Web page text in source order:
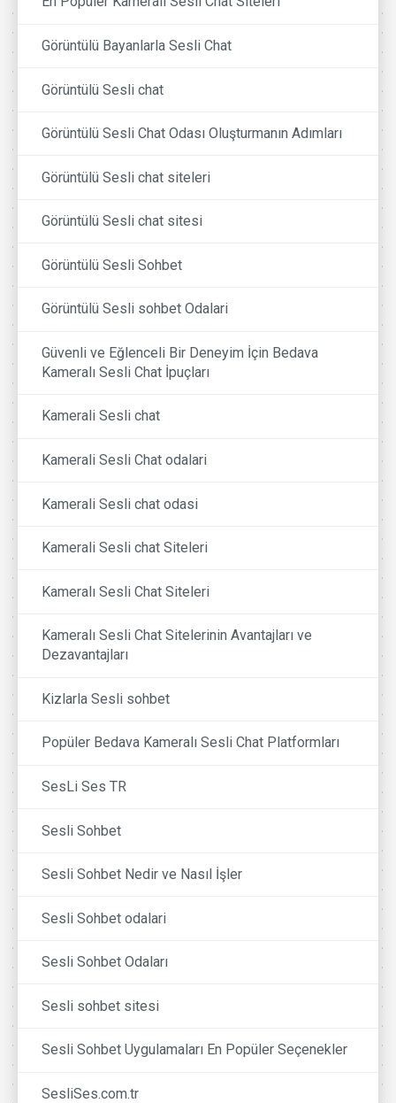
Görüntülü Bayanlarla Sesli Chat
Görüntülü Sesli chat
Görüntülü Sesli Chat Odası Oluşturmanın Adımları
Görüntülü Sesli chat siteleri
Görüntülü Sesli chat sitesi
Görüntülü Sesli Sohbet
Görüntülü Sesli sohbet Odalari
Güvenli ve Eğlenceli Bir Deneyim İçin Bedava
Kameralı Sesli Chat İpuçları
Kamerali Sesli chat
Kamerali Sesli Chat odalari
Kamerali Sesli chat odasi
Kamerali Sesli chat Siteleri
Kameralı Sesli Chat Siteleri
Kameralı Sesli Chat Sitelerinin Avantajları ve
Dezavantajları
Kizlarla Sesli sohbet
Popüler Bedava Kameralı Sesli Chat Platformları
SesLi Ses TR
Sesli Sohbet
Sesli Sohbet Nedir ve Nasıl İşler
Sesli Sohbet odalari
Sesli Sohbet Odaları
Sesli sohbet sitesi
Sesli Sohbet Uygulamaları En Popüler Seçenekler
SesliSes.com.tr